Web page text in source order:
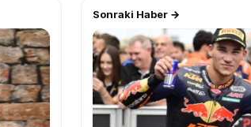
Sonraki Haber →